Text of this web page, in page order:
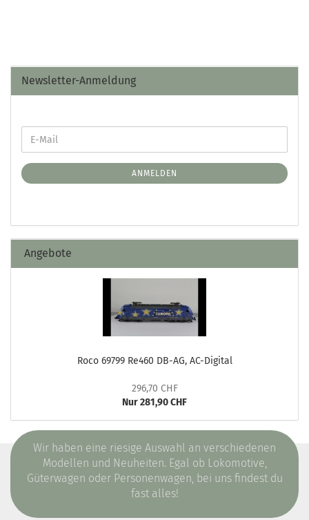
Newsletter-Anmeldung
ANMELDEN
Angebote
Roco 69799 Re460 DB-AG, AC-Digital
296,70 CHF
Nur 281,90 CHF
Wir haben eine riesige Auswahl an verschiedenen
Modellen und Neuheiten. Egal ob Lokomotive,
Güterwagen oder Personenwagen, bei uns findest du
fast alles!